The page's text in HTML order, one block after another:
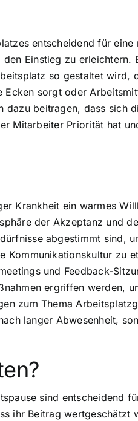
entscheidend für eine
Einstieg zu erleichtern.
so gestaltet wird,
Ecken sorgt oder
dazu beitragen, dass sich
Mitarbeiter Priorität hat
Krankheit ein warmes
der Akzeptanz und
abgestimmt sind,
Kommunikationskultur zu
und Feedback-
ergriffen werden,
zum Thema
langer Abwesenheit,
sind entscheidend
ihr Beitrag wertgeschätzt